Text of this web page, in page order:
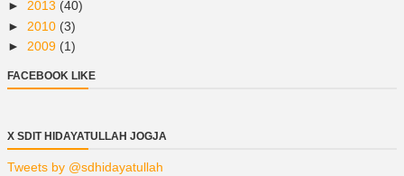
► 2013 (40)
► 2010 (3)
► 2009 (1)
FACEBOOK LIKE
X SDIT HIDAYATULLAH JOGJA
Tweets by @sdhidayatullah